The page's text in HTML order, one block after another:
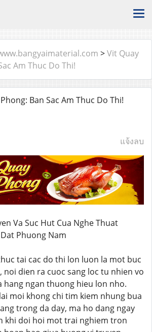
>Vit Quay
Am Thuc Do Thi!
Ban Sac Am Thuc Do Thi!
แจ้งลบ
Va Suc Hut Cua Nghe Thuat
Phuong Nam
tai cac do thi lon luon la mot buc
noi dien ra cuoc sang loc tu nhien vo
hang ngan thuong hieu lon nho.
moi khong chi tim kiem nhung bua
trong da day, ma ho dang ngay
khi doi hoi mot trai nghiem tron